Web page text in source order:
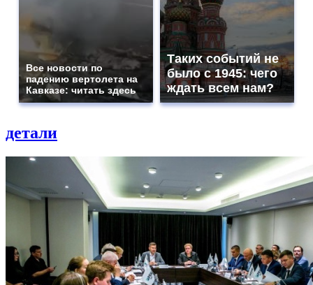
Все новости по
падению вертолета на
Кавказе: читать здесь
Таких событий не
было с 1945: чего
ждать всем нам?
детали